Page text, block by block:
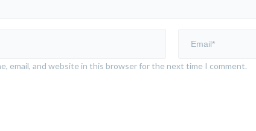
email, and website in this browser for the next time I comment.